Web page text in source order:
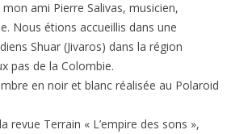
ami Pierre Salivas, musicien,
Nous étions accueillis dans une
Shuar (Jivaros) dans la région
pas de la Colombie.
en noir et blanc réalisée au Polaroid
revue Terrain « L’empire des sons »,